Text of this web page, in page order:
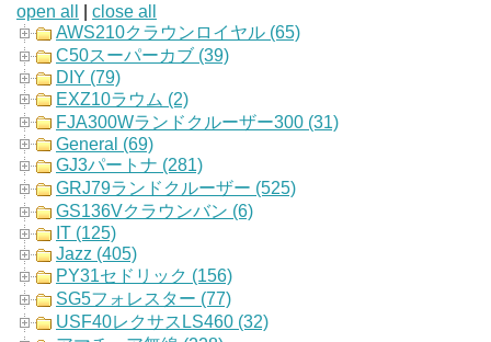
open all
close all
AWS210クラウンロイヤル (65)
C50スーパーカブ (39)
DIY (79)
EXZ10ラウム (2)
FJA300Wランドクルーザー300 (31)
General (69)
GJ3パートナ (281)
GRJ79ランドクルーザー (525)
GS136Vクラウンバン (6)
IT (125)
Jazz (405)
PY31セドリック (156)
SG5フォレスター (77)
USF40レクサスLS460 (32)